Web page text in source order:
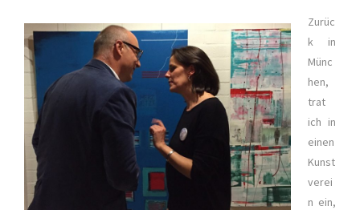
Zurüc
k in
Münc
hen,
trat
ich in
einen
Kunst
verei
n ein,